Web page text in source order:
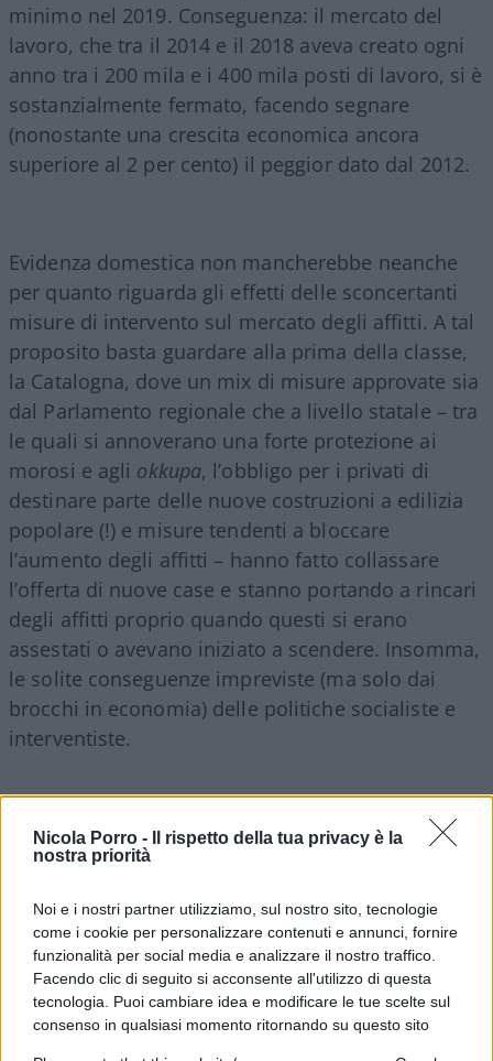
Nicola Porro -
Il rispetto della tua privacy è la
nostra priorità
Noi e i nostri partner utilizziamo, sul nostro sito, tecnologie
come i cookie per personalizzare contenuti e annunci, fornire
funzionalità per social media e analizzare il nostro traffico.
Facendo clic di seguito si acconsente all'utilizzo di questa
tecnologia. Puoi cambiare idea e modificare le tue scelte sul
consenso in qualsiasi momento ritornando su questo sito
minimo nel 2019. Conseguenza: il mercato del
lavoro, che tra il 2014 e il 2018 aveva creato ogni
anno tra i 200 mila e i 400 mila posti di lavoro, si è
sostanzialmente fermato, facendo segnare
(nonostante una crescita economica ancora
superiore al 2 per cento) il peggior dato dal 2012.
Evidenza domestica non mancherebbe neanche
per quanto riguarda gli effetti delle sconcertanti
misure di intervento sul mercato degli affitti. A tal
proposito basta guardare alla prima della classe,
la Catalogna, dove un mix di misure approvate sia
dal Parlamento regionale che a livello statale – tra
le quali si annoverano una forte protezione ai
morosi e agli okkupa, l’obbligo per i privati di
destinare parte delle nuove costruzioni a edilizia
popolare (!) e misure tendenti a bloccare
l’aumento degli affitti – hanno fatto collassare
l’offerta di nuove case e stanno portando a rincari
degli affitti proprio quando questi si erano
assestati o avevano iniziato a scendere. Insomma,
le solite conseguenze impreviste (ma solo dai
brocchi in economia) delle politiche socialiste e
interventiste.
Come se non bastasse, il nuovo governo dovrà
contare sull’appoggio di fatto diEsquerra
Republicana de Catalunya
ultimo ha deciso di appoggiare Sánchez sia per
motivi di affinità ideologica (un bell’intervento
statale rimane l’irresistibile Santo Graal di ogni
sinistra planetaria, anche se impegnata in una
“lotta di liberazione nazionale”), sia per disfarsi dei